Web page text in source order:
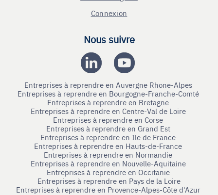
Connexion
Nous suivre
Entreprises à reprendre en Auvergne Rhone-Alpes
Entreprises à reprendre en Bourgogne-Franche-Comté
Entreprises à reprendre en Bretagne
Entreprises à reprendre en Centre-Val de Loire
Entreprises à reprendre en Corse
Entreprises à reprendre en Grand Est
Entreprises à reprendre en Ile de France
Entreprises à reprendre en Hauts-de-France
Entreprises à reprendre en Normandie
Entreprises à reprendre en Nouvelle-Aquitaine
Entreprises à reprendre en Occitanie
Entreprises à reprendre en Pays de la Loire
Entreprises à reprendre en Provence-Alpes-Côte d'Azur